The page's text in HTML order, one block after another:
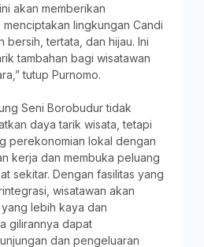
akan memberikan
lingkungan Candi
bersih, tertata, dan hijau. Ini
tambahan bagi wisatawan
tutup Purnomo.
Seni Borobudur tidak
daya tarik wisata, tetapi
perekonomian lokal dengan
kerja dan membuka peluang
sekitar. Dengan fasilitas yang
wisatawan akan
lebih kaya dan
gilirannya dapat
dan pengeluaran